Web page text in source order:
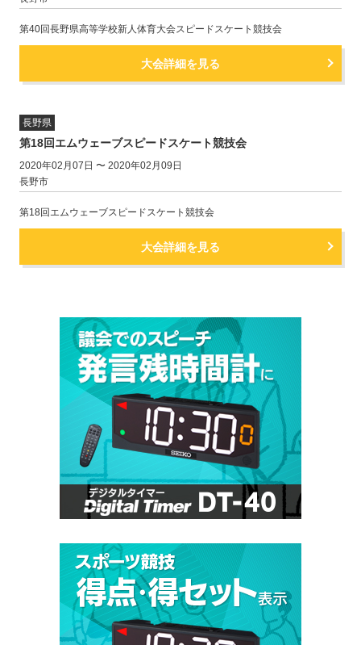
第40回長野県高等学校新人体育大会スピードスケート競技会
大会詳細を見る
長野県
第18回エムウェーブスピードスケート競技会
2020年02月07日 〜 2020年02月09日
長野市
第18回エムウェーブスピードスケート競技会
大会詳細を見る